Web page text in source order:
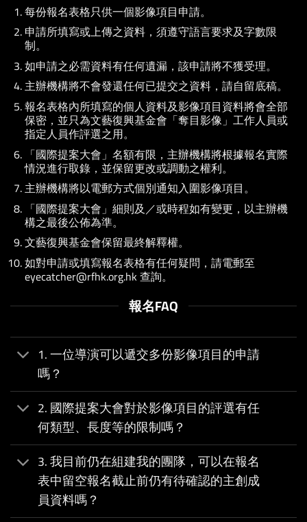
每份報名表格只供一個影像項目申請。
申請所填寫或上傳之資料，須遵守語言要求及字數限
制。
如申請之必需資料有任何遺漏，該申請將不獲受理。
主辦機構將不會發還任何已提交之資料，請自留底稿。
報名表格內所填寫的個人資料及影像項目資料將會全部
保密，並只為文藝復興基金會「奪目影像」工作人員或
指定人員作評選之用。
「國際提案大會」名額有限，主辦機構將根據報名實際
情況進行取錄，並保留更改或調動之權利。
主辦機構將以電郵方式個別通知入圍影像項目。
「國際提案大會」細則及／或時程如有變更，以主辦機
構之最後公佈為準。
文藝復興基金會保留最終解釋權。
如對申請或填寫報名表格有任何疑問，請電郵至
eyecatcher@rfhk.org.hk查詢。
報名FAQ
1. 一位導演可以遞交多份影像項目的申請
嗎？
2. 國際提案大會對於影像項目的評選有任
何類型、長度等的限制嗎？
3. 我目前仍在組建我的團隊，可以在報名
表中留空報名截止前仍有待確認的主創成
員資料嗎？